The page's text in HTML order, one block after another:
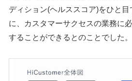
ディション(ヘルススコア)をひと
に、カスタマーサクセスの業務に
することができるとのことでした。